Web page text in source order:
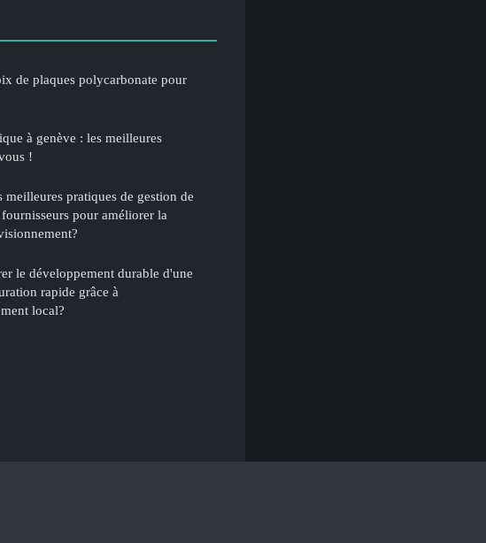
de plaques polycarbonate pour
à genève : les meilleures
!
meilleures pratiques de gestion de
pour améliorer la
le développement durable d'une
rapide grâce à
local?